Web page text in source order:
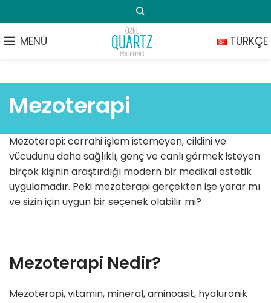
MENÜ TÜRKÇE
Mezoterapi
Mezoterapi; cerrahi işlem istemeyen, cildini ve
vücudunu daha sağlıklı, genç ve canlı görmek isteyen
birçok kişinin araştırdığı modern bir medikal estetik
uygulamadır. Peki mezoterapi gerçekten işe yarar mı
ve sizin için uygun bir seçenek olabilir mi?
Mezoterapi Nedir?
Mezoterapi, vitamin, mineral, aminoasit, hyaluronik